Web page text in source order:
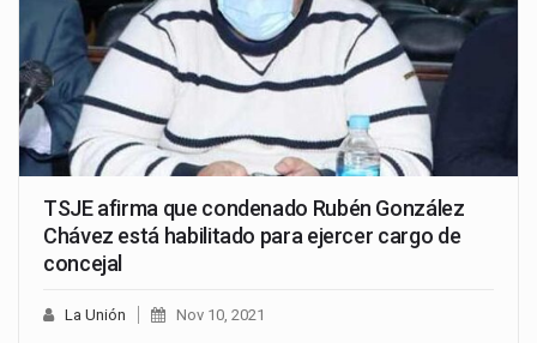
TSJE afirma que condenado Rubén González
Chávez está habilitado para ejercer cargo de
concejal
La Unión Nov 10, 2021